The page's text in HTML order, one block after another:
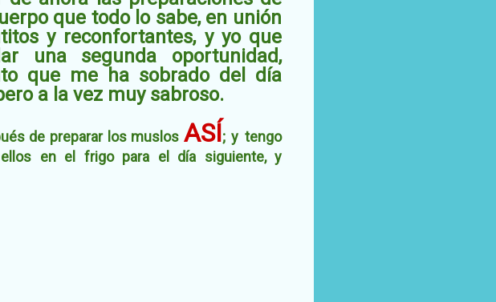
que todo lo sabe, en unión
y reconfortantes, y yo que
una segunda oportunidad,
que me ha sobrado del día
a la vez muy sabroso.
de preparar los muslos ASÍ; y tengo
en el frigo para el día siguiente, y